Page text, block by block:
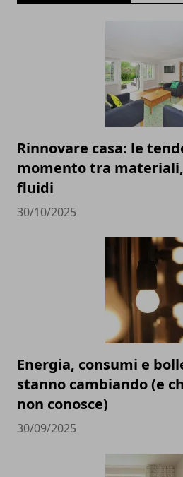
Rinnovare casa: le
momento tra
fluidi
30/10/2025
Energia, consumi e
stanno cambiando (e
non conosce)
30/09/2025